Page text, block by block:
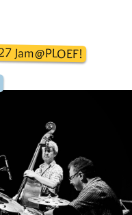
Jam@PLOEF!